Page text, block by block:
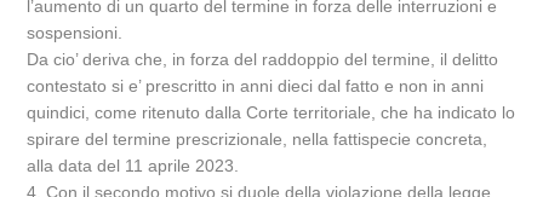
l’aumento di un quarto del termine in forza delle interruzioni e
sospensioni.
Da cio’ deriva che, in forza del raddoppio del termine, il delitto
contestato si e’ prescritto in anni dieci dal fatto e non in anni
quindici, come ritenuto dalla Corte territoriale, che ha indicato lo
spirare del termine prescrizionale, nella fattispecie concreta,
alla data del 11 aprile 2023.
4. Con il secondo motivo si duole della violazione della legge